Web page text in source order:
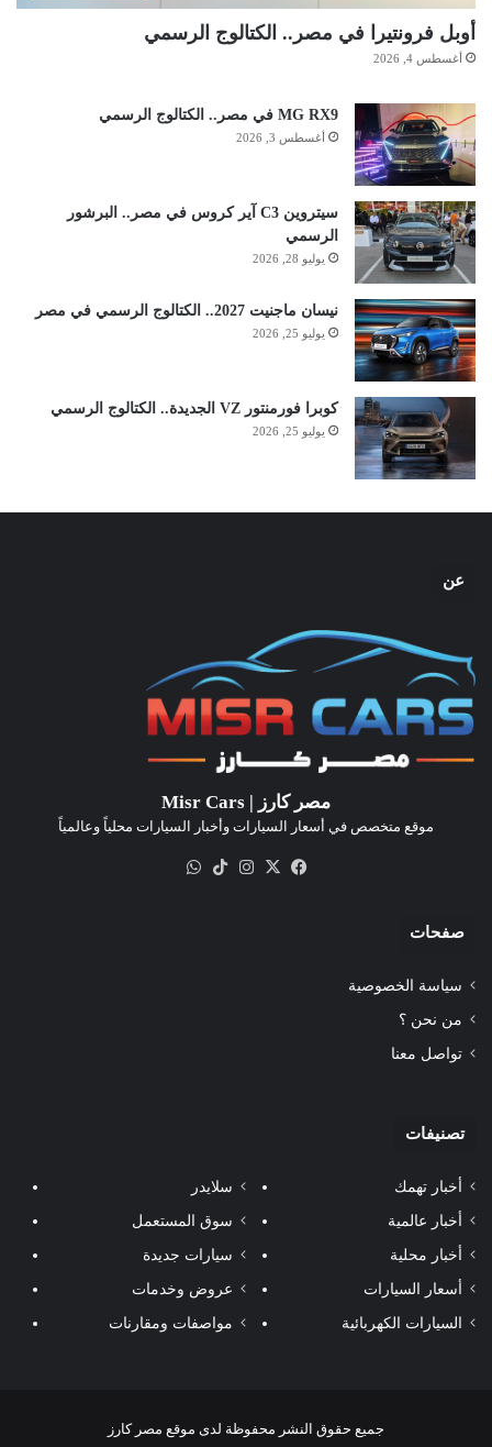
أوبل فرونتيرا في مصر.. الكتالوج الرسمي
أغسطس 4, 2026
MG RX9 في مصر.. الكتالوج الرسمي
أغسطس 3, 2026
سيتروين C3 آير كروس في مصر.. البرشور
الرسمي
يوليو 28, 2026
نيسان ماجنيت 2027.. الكتالوج الرسمي في مصر
يوليو 25, 2026
كوبرا فورمنتور VZ الجديدة.. الكتالوج الرسمي
يوليو 25, 2026
عن
مصر كارز | Misr Cars
موقع متخصص في أسعار السيارات وأخبار السيارات محلياً وعالمياً
فيسبوك
‫X انستقرام‫TikTok
صفحات
سياسة الخصوصية
من نحن ؟
تواصل معنا
تصنيفات
أخبار تهمك
أخبار عالمية
أخبار محلية
أسعار السيارات
السيارات الكهربائية
سلايدر
سوق المستعمل
سيارات جديدة
عروض وخدمات
مواصفات ومقارنات
جميع حقوق النشر محفوظة لدى موقع مصر كارز